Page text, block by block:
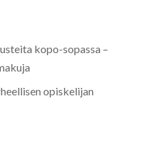
kopo-sopassa –
opiskelijan